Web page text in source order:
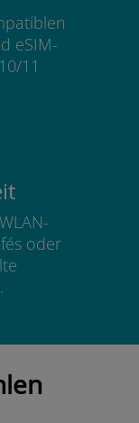
eSIM-
11
oder